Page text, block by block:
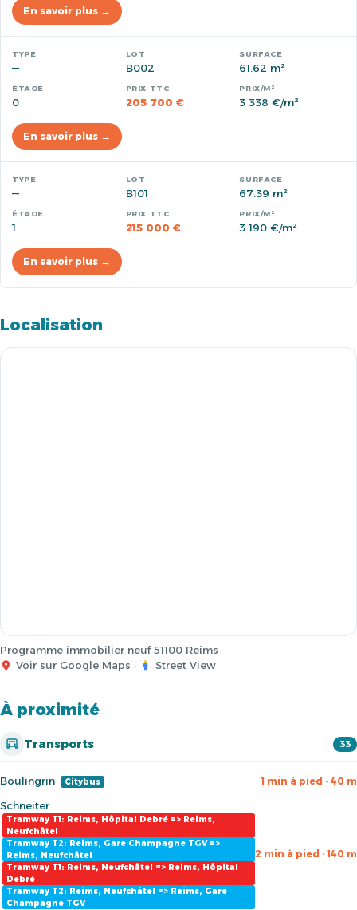
En savoir plus →
— B002 61.62 m²
0 205 700 € 3 338 €/m²
En savoir plus →
— B101 67.39 m²
1 215 000 € 3 190 €/m²
En savoir plus →
Localisation
Programme immobilier neuf 51100 Reims
Voir sur Google Maps · Street View
À proximité
Transports 33
Boulingrin Citybus 1 min à pied · 40 m
Schneiter
Tramway T1: Reims, Hôpital Debré => Reims,
Neufchâtel
Tramway T2: Reims, Gare Champagne TGV =>
Reims, Neufchâtel
Tramway T1: Reims, Neufchâtel => Reims, Hôpital
Debré
Tramway T2: Reims, Neufchâtel => Reims, Gare
Champagne TGV
2 min à pied · 140 m